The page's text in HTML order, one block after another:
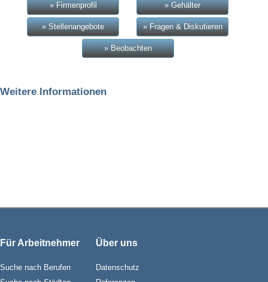
» Firmenprofil » Gehälter
» Stellenangebote » Fragen & Diskutieren
» Beobachten
Weitere Informationen
Für Arbeitnehmer
Suche nach Berufen
Über uns
Datenschutz